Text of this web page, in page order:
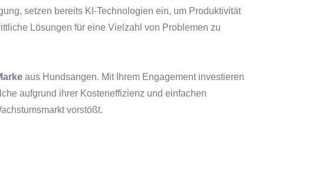
setzen bereits KI-Technologien ein, um Produktivität
Lösungen für eine Vielzahl von Problemen zu
aus Hundsangen. Mit Ihrem Engagement investieren
aufgrund ihrer Kosteneffizienz und einfachen
vorstößt.